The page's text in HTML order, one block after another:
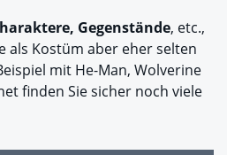
Gegenstände, etc.,
als Kostüm aber eher selten
mit He-Man, Wolverine
finden Sie sicher noch viele